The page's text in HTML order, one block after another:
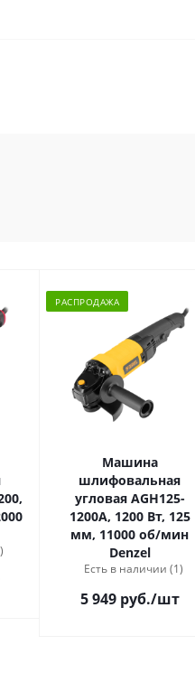
РАСПРОДАЖА
Машина
шлифовальная
угловая AGH125-
1200A, 1200 Вт, 125
мм, 11000 об/мин
Denzel
Есть в наличии (1)
5 949 руб./шт